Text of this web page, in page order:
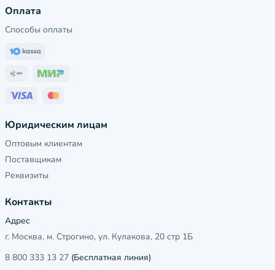
Оплата
Способы оплаты
Юридическим лицам
Оптовым клиентам
Поставщикам
Реквизиты
Контакты
Адрес
г. Москва, м. Строгино, ул. Кулакова, 20 стр 1Б
8 800 333 13 27 (Бесплатная линия)